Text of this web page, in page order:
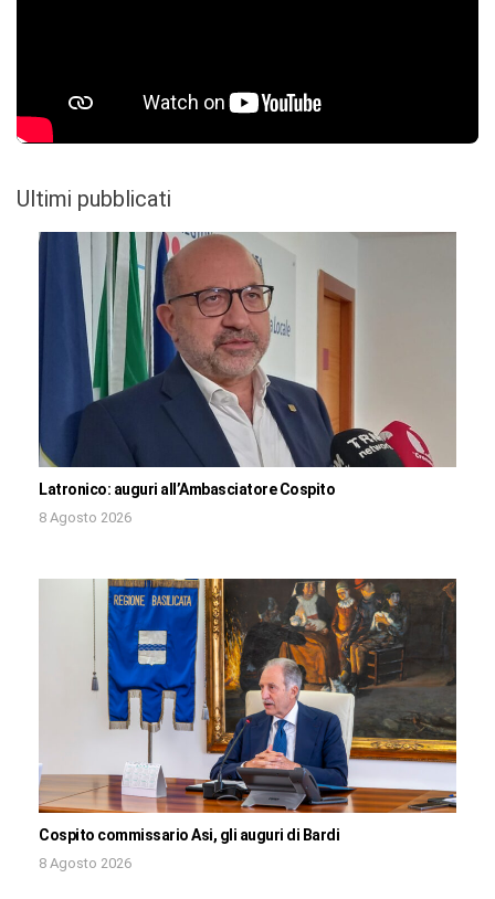
Ultimi pubblicati
Latronico: auguri all’Ambasciatore Cospito
8 Agosto 2026
Cospito commissario Asi, gli auguri di Bardi
8 Agosto 2026